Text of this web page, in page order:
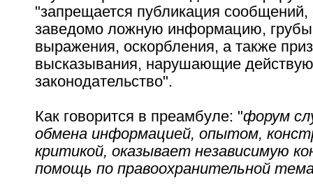
"запрещается публикация
заведомо ложную информацию,
выражения, оскорбления, а также
высказывания, наpyшающие
законодательство".
Как говорится в преамбуле: "форум
обмена информацией, опытом,
критикой, оказывает независимую
помощь по правоохранительной